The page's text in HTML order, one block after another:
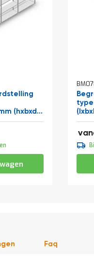
(hxbxd)
type
2,40
2,20
Faq